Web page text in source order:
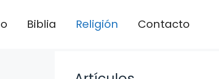
Biblia Religión Contacto